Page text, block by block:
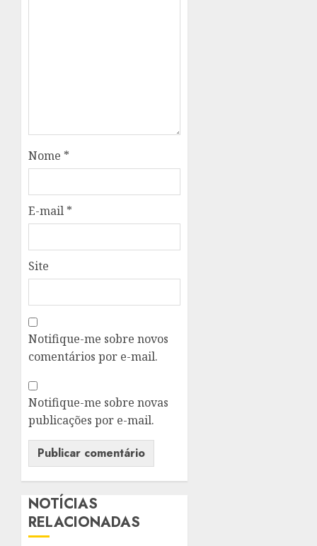
Nome *
E-mail *
Site
Notifique-me sobre novos
comentários por e-mail.
Notifique-me sobre novas
publicações por e-mail.
NOTÍCIAS
RELACIONADAS